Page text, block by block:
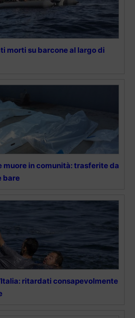
morti su barcone al largo di
in comunità: trasferite da
bare
ritardati consapevolmente